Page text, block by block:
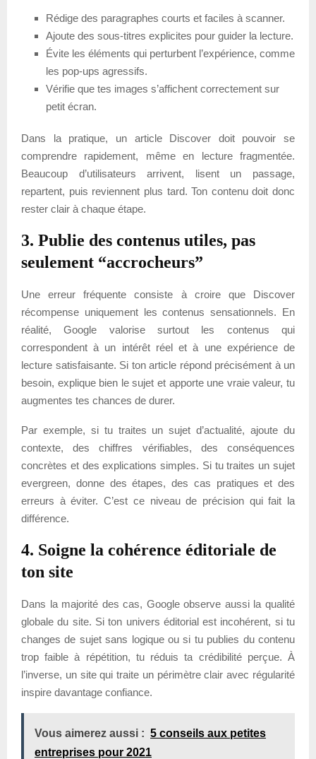
Rédige des paragraphes courts et faciles à scanner.
Ajoute des sous-titres explicites pour guider la lecture.
Évite les éléments qui perturbent l’expérience, comme
les pop-ups agressifs.
Vérifie que tes images s’affichent correctement sur
petit écran.
Dans la pratique, un article Discover doit pouvoir se
comprendre rapidement, même en lecture fragmentée.
Beaucoup d’utilisateurs arrivent, lisent un passage,
repartent, puis reviennent plus tard. Ton contenu doit donc
rester clair à chaque étape.
3. Publie des contenus utiles, pas
seulement “accrocheurs”
Une erreur fréquente consiste à croire que Discover
récompense uniquement les contenus sensationnels. En
réalité, Google valorise surtout les contenus qui
correspondent à un intérêt réel et à une expérience de
lecture satisfaisante. Si ton article répond précisément à un
besoin, explique bien le sujet et apporte une vraie valeur, tu
augmentes tes chances de durer.
Par exemple, si tu traites un sujet d’actualité, ajoute du
contexte, des chiffres vérifiables, des conséquences
concrètes et des explications simples. Si tu traites un sujet
evergreen, donne des étapes, des cas pratiques et des
erreurs à éviter. C’est ce niveau de précision qui fait la
différence.
4. Soigne la cohérence éditoriale de
ton site
Dans la majorité des cas, Google observe aussi la qualité
globale du site. Si ton univers éditorial est incohérent, si tu
changes de sujet sans logique ou si tu publies du contenu
trop faible à répétition, tu réduis ta crédibilité perçue. À
l’inverse, un site qui traite un périmètre clair avec régularité
inspire davantage confiance.
Vous aimerez aussi : 5 conseils aux petites
entreprises pour 2021